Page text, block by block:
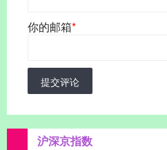
你的邮箱*
提交评论
沪深京指数